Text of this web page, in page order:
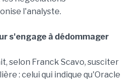
l'analyste.
s'engage à dédommager
selon Franck Scavo, susciter
: celui qui indique qu'Oracle